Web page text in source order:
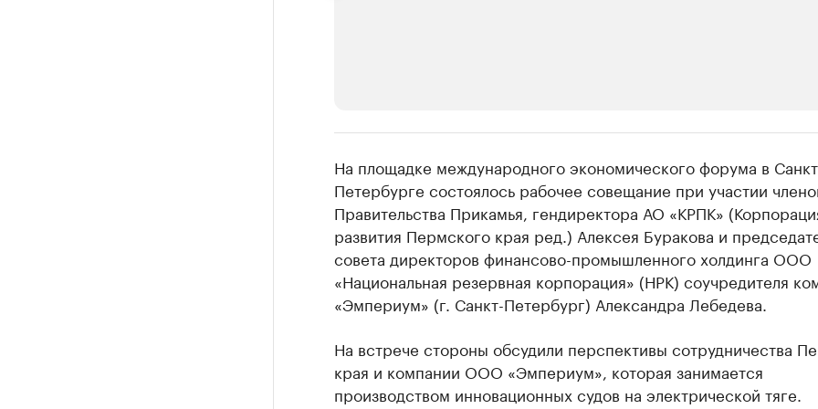
Крупнейшие производители и продавцы медийной
Ознакомьтесь с информацией в каталоге
На площадке международного экономического форума в
Петербурге состоялось рабочее совещание при участии
Правительства Прикамья, гендиректора АО «КРПК»
развития Пермского края ред.) Алексея Буракова и
совета директоров финансово-промышленного холдинга ООО
«Национальная резервная корпорация» (НРК) соучредителя
«Эмпериум» (г. Санкт-Петербург) Александра Лебедева.
На встрече стороны обсудили перспективы сотрудничества
края и компании ООО «Эмпериум», которая занимается
производством инновационных судов на электрической тяге.